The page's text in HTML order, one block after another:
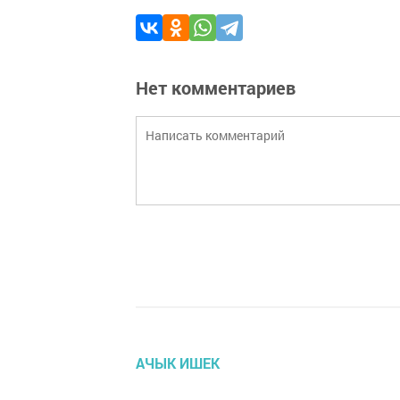
Нет комментариев
АЧЫК ИШЕК